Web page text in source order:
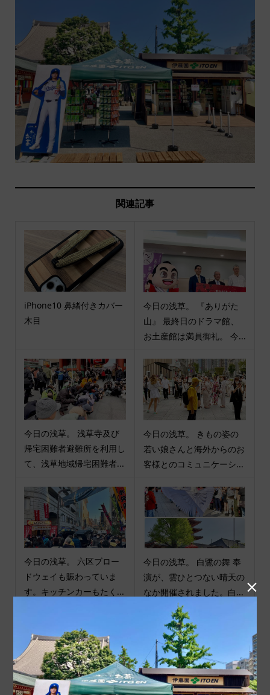
関連記事
iPhone10 鼻緒付きカバー
木目
今日の浅草。 『ありがた
山』 最終日のドラマ館、
お土産館は満員御礼。 今...
今日の浅草。 浅草寺及び
帰宅困難者避難所を利用し
て、浅草地域帰宅困難者...
今日の浅草。 きもの姿の
若い娘さんと海外からのお
客様とのコミュニケーシ...
今日の浅草。 六区ブロー
ドウェイも賑わっていま
す。キッチンカーもたく...
今日の浅草。 白鷺の舞 奉
演が、雲ひとつない晴天の
なか開催されました。白...
商品カテゴリ
商品ジャンル
